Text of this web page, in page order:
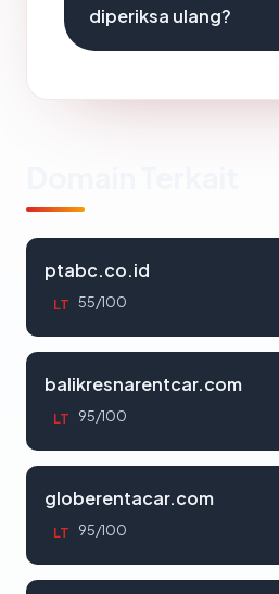
diperiksa ulang?
ptabc.co.id
LT 55/100
balikresnarentcar.com
LT 95/100
globerentacar.com
LT 95/100